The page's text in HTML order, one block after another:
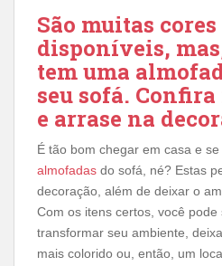
São muitas
disponíveis,
tem uma
seu sofá.
e arrase na
É tão bom chegar em casa e
almofadas do sofá, né? Estas
decoração, além de deixar o
Com os itens certos, você pode
transformar seu ambiente,
mais colorido ou, então, um